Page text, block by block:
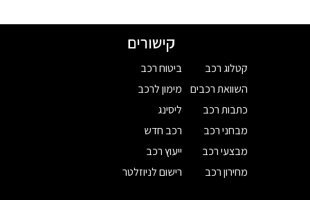
קישורים
קטלוג רכב
השוואת רכבים
כתבות רכב
מבחני רכב
מבצעי רכב
מחירון רכב
ביטוח רכב
מימון לרכב
ליסינג
רכב חדש
ייעוץ רכב
רישום לניוזלטר